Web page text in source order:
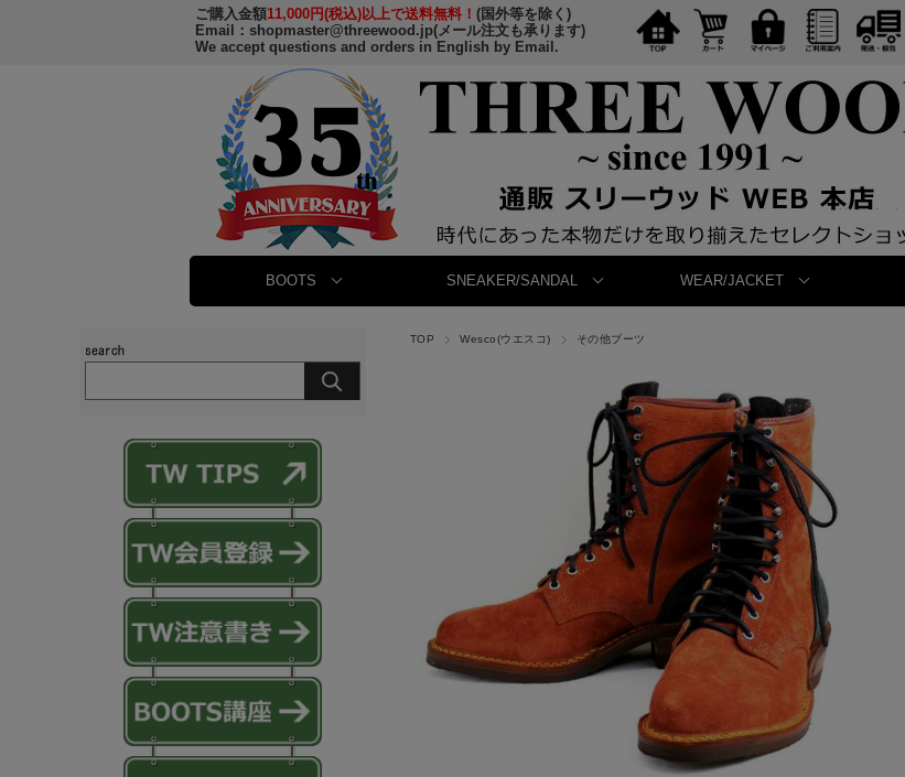
ご購入金額11,000円(税込)以上で送料無料！ (国外等を除く)
Email： shopmaster@threewood.jp(メール注文も承ります)
We accept questions and orders in English by Email.
BOOTS SNEAKER/SANDAL WEAR/JACKET
TOP Wesco(ウエスコ) その他ブーツ